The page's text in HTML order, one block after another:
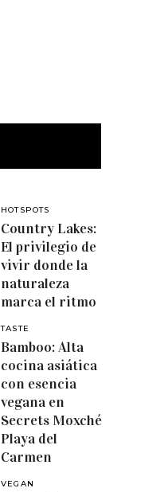
HOTSPOTS
Country Lakes:
El privilegio de
vivir donde la
naturaleza
marca el ritmo
TASTE
Bamboo: Alta
cocina asiática
con esencia
vegana en
Secrets Moxché
Playa del
Carmen
VEGAN